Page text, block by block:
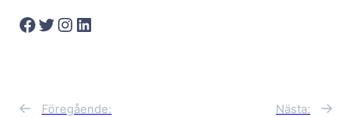
Facebook Twitter Instagram LinkedIn
← Föregående: Nästa: →